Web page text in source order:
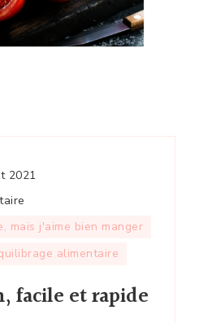
2021
Recette
facile
rapide
mais j'aime bien manger
alimentaire
facile et rapide